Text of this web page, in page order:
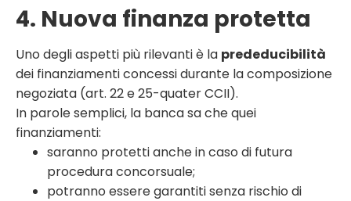
4. Nuova finanza protetta
Uno degli aspetti più rilevanti è la prededucibilità
dei finanziamenti concessi durante la composizione
negoziata (art. 22 e 25-quater CCII).
In parole semplici, la banca sa che quei
finanziamenti:
saranno protetti anche in caso di futura
procedura concorsuale;
potranno essere garantiti senza rischio di